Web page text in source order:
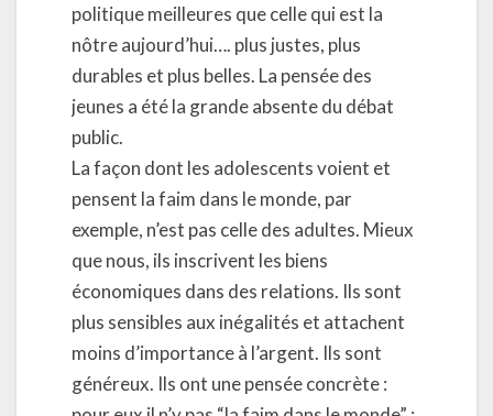
politique meilleures que celle qui est la
nôtre aujourd’hui…. plus justes, plus
durables et plus belles. La pensée des
jeunes a été la grande absente du débat
public.
La façon dont les adolescents voient et
pensent la faim dans le monde, par
exemple, n’est pas celle des adultes. Mieux
que nous, ils inscrivent les biens
économiques dans des relations. Ils sont
plus sensibles aux inégalités et attachent
moins d’importance à l’argent. Ils sont
généreux. Ils ont une pensée concrète :